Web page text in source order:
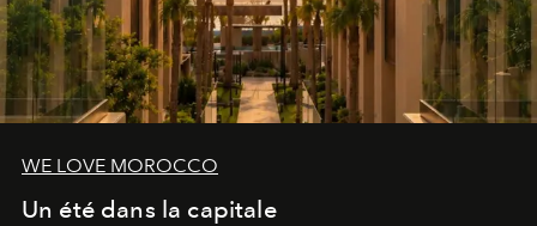
WE LOVE MOROCCO
Un été dans la capitale